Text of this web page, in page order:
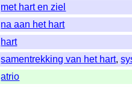
met hart en ziel
na aan het hart
hart
samentrekking van het hart,
atrio